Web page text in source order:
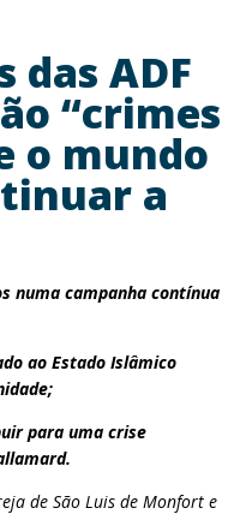
das ADF
“crimes
o mundo
a
numa campanha contínua
ao Estado Islâmico
para uma crise
de São Luis de Monfort e